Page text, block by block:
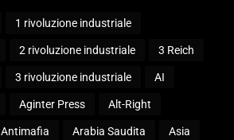
1 rivoluzione industriale
2 rivoluzione industriale 3 Reich
3 rivoluzione industriale AI
Aginter Press Alt-Right
Antimafia Arabia Saudita Asia